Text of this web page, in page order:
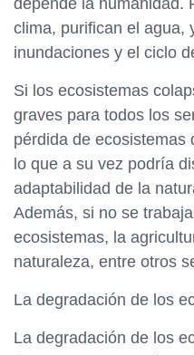
depende la humanidad.
clima, purifican el agua,
inundaciones y el ciclo
Si los ecosistemas
graves para todos los
pérdida de ecosistemas
lo que a su vez podría
adaptabilidad de la
Además, si no se
ecosistemas, la
naturaleza, entre otros
La degradación de los
La degradación de los